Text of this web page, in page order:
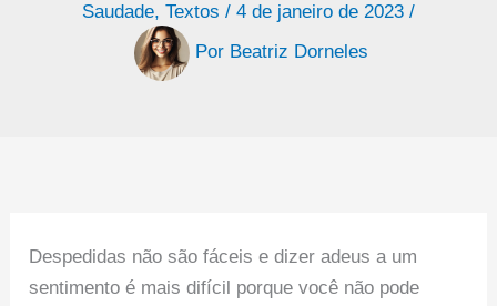
Saudade, Textos / 4 de janeiro de 2023 /
Por Beatriz Dorneles
Despedidas não são fáceis e dizer adeus a um
sentimento é mais difícil porque você não pode